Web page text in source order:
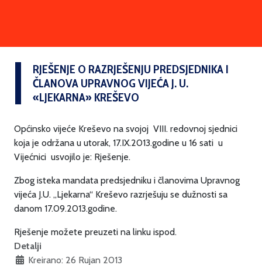
RJEŠENJE O RAZRJEŠENJU PREDSJEDNIKA I
ČLANOVA UPRAVNOG VIJEĆA J. U.
«LJEKARNA» KREŠEVO
Općinsko vijeće Kreševo na svojoj VIII. redovnoj sjednici
koja je održana u utorak, 17.IX.2013.godine u 16 sati u
Vijećnici usvojilo je: Rješenje.
Zbog isteka mandata predsjedniku i članovima Upravnog
vijeća J.U. „Ljekarna“ Kreševo razrješuju se dužnosti sa
danom 17.09.2013.godine.
Rješenje možete preuzeti na linku ispod.
Detalji
Kreirano: 26 Rujan 2013